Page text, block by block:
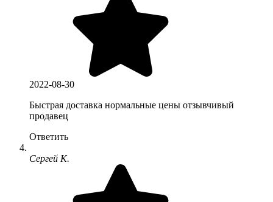
2022-08-30
Быстрая доставка нормальные цены отзывчивый
продавец
Ответить
Сергей К.